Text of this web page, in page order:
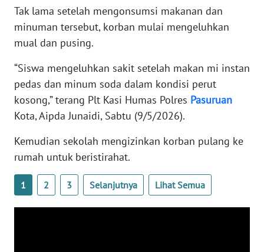
Tak lama setelah mengonsumsi makanan dan
minuman tersebut, korban mulai mengeluhkan
mual dan pusing.
“Siswa mengeluhkan sakit setelah makan mi instan
pedas dan minum soda dalam kondisi perut
kosong,” terang Plt Kasi Humas Polres Pasuruan
Kota, Aipda Junaidi, Sabtu (9/5/2026).
Kemudian sekolah mengizinkan korban pulang ke
rumah untuk beristirahat.
1 2 3 Selanjutnya Lihat Semua
WN
JAKARTA
JABAR
WN
BANTEN
WN
NTT